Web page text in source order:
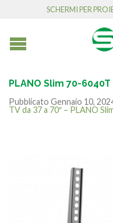
SCHERMI PER
PLANO Slim 70-6040T
Pubblicato Gennaio 10,
TV da 37 a 70″ – PLANO